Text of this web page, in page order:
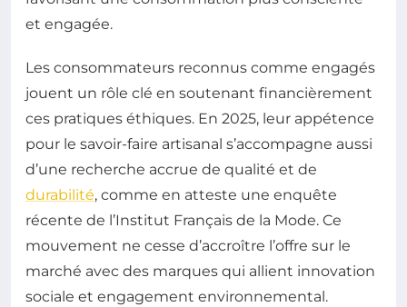
et engagée.
Les consommateurs reconnus comme engagés
jouent un rôle clé en soutenant financièrement
ces pratiques éthiques. En 2025, leur appétence
pour le savoir-faire artisanal s’accompagne aussi
d’une recherche accrue de qualité et de
durabilité, comme en atteste une enquête
récente de l’Institut Français de la Mode. Ce
mouvement ne cesse d’accroître l’offre sur le
marché avec des marques qui allient innovation
sociale et engagement environnemental.